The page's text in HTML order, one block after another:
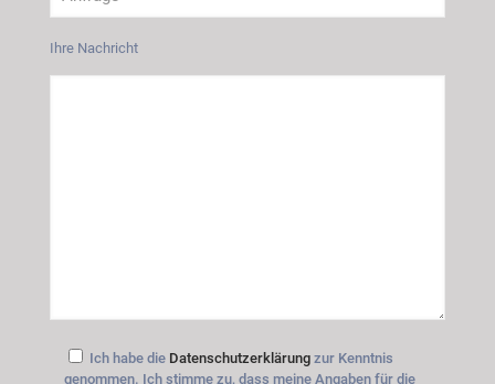
Ihre Nachricht
Ich habe die Datenschutzerklärung zur Kenntnis
genommen. Ich stimme zu, dass meine Angaben für die